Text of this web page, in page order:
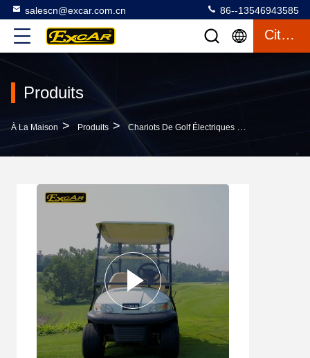
salescn@excar.com.cn 86--13546943585
Citation
Produits
À La Maison > Produits > Chariots De Golf Électriques Utilisés